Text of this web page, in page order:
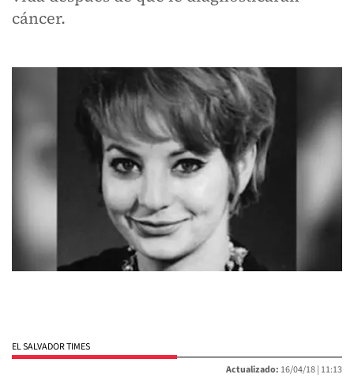
cáncer.
EL SALVADOR TIMES
Actualizado: 16/04/18 | 11:13